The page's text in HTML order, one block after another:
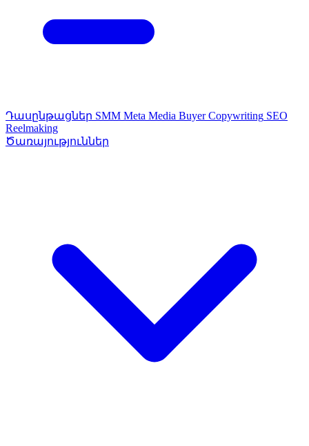
Դասընթացներ SMM Meta Media Buyer Copywriting SEO
Reelmaking
Ծառայություններ